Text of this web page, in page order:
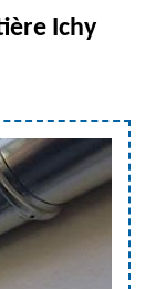
Ichy